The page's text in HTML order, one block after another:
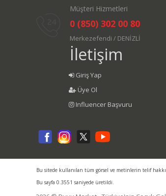
Müşteri Hizmetleri
0 (850) 302 00 80
Merkezefendi / DENİZLİ
İletişim
Giriş Yap
Üye Ol
Influencer Başvuru
Bu sitede kullanılan tüm görsel ve metinlerin telif
Bu sayfa 0.3551 saniyede üretildi.